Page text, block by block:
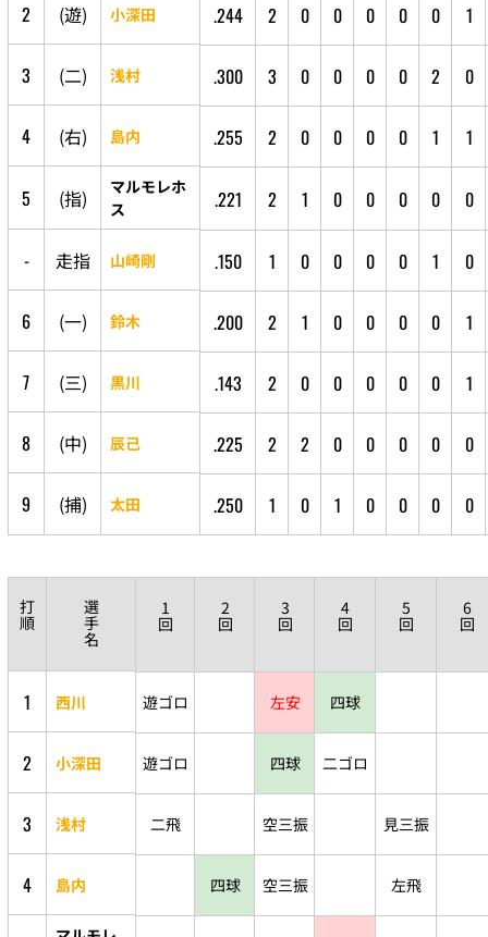
2 (遊) 小深田 .244 2 0 0 0 0 0 1
3 (二) 浅村 .300 3 0 0 0 0 2 0
4 (右) 島内 .255 2 0 0 0 0 1 1
5 (指)
マルモレホ
ス
.221 2 1 0 0 0 0 0
- 走指 山崎剛 .150 1 0 0 0 0 1 0
6 (一) 鈴木 .200 2 1 0 0 0 0 1
7 (三) 黒川 .143 2 0 0 0 0 0 1
8 (中) 辰己 .225 2 2 0 0 0 0 0
9 (捕) 太田 .250 1 0 1 0 0 0 0
打
順
選
手
名
1
回
2
回
3
回
4
回
5
回
6
回
1 西川 遊ゴロ 左安 四球
2 小深田 遊ゴロ 四球 二ゴロ
3 浅村 二飛 空三振 見三振
4 島内 四球 空三振 左飛